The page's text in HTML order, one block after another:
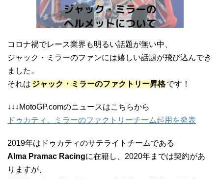
コロナ禍でレース業界も明るい話題が無い中、
ジャック・ミラーのファンには嬉しい話題が飛び込んでき
ました。
それは ジャック・ミラーのファクトリー昇格です！
↓↓↓MotoGP.comのニュースはこちらから
ドゥカティ、ミラーのファクトリーチーム起用を発表
2019年はドゥカティのサテライトチームである
Alma Pramac Racingに在籍し、2020年までは契約があ
りますが、